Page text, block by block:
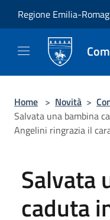
Regione Emilia-
Home > Novità >
Salvata una bambina
Angelini ringrazia il
Salvata
caduta